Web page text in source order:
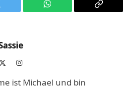
WhatsApp
Copy
Instagram
ist Michael und bin